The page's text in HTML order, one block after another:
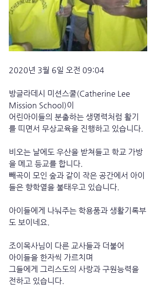
2020년 3월 6일 오전 09:04
방글라데시 미션스쿨(Catherine Lee
Mission School)이
어린아이들의 분출하는 생명력처럼 활기
를 띠면서 무상교육을 진행하고 있습니다.
비오는 날에도 우산을 받쳐들고 학교 가방
을 메고 등교를 합니다.
빼곡이 모인 숲과 같이 작은 공간에서 아이
들은 향학열을 불태우고 있습니다.
아이들에게 나눠주는 학용품과 생활기록부
도 보이네요.
조이목사님이 다른 교사들과 더불어
아이들을 한자씩 가르치며
그들에게 그리스도의 사랑과 구원능력을
전하고 있습니다.